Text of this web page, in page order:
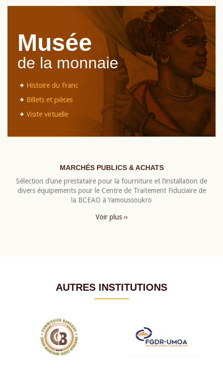
Musée
de la monnaie
Histoire du Franc
Billets et pièces
Visite virtuelle
MARCHÉS PUBLICS & ACHATS
Sélection d’une prestataire pour la fourniture et l’installation de
divers équipements pour le Centre de Traitement Fiduciaire de
la BCEAO à Yamoussoukro
Voir plus ››
AUTRES INSTITUTIONS